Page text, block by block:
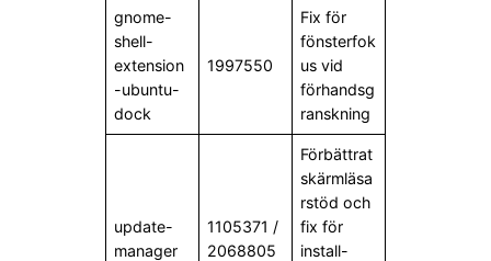
gnome-
shell-
extension
-ubuntu-
dock
1997550
Fix för
fönsterfok
us vid
förhandsg
ranskning
update-
manager
1105371 /
2068805
Förbättrat
skärmläsa
rstöd och
fix för
install-